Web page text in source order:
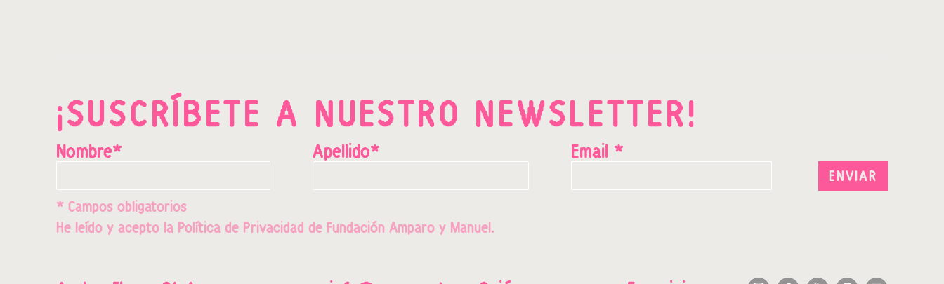
¡SUSCRÍBETE A NUESTRO NEWSLETTER!
Nombre* Apellido* Email *
ENVIAR
* Campos obligatorios
He leído y acepto la Política de Privacidad de Fundación Amparo y Manuel.